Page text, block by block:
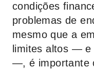
condições
problemas de
mesmo que a
limites altos — e
—, é importante